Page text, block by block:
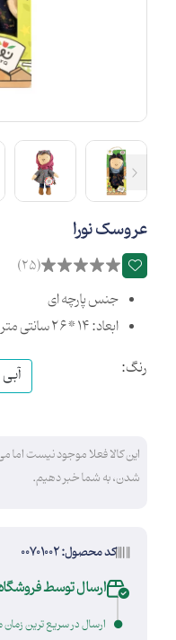
عروسک نورا
(25)
جنس پارچه ای
ابعاد: 14 * 26 سانتی متر
رنگ:
این کالا فعلا موجود نیست اما
شدن، به شما خبر دهیم.
کد محصول: 00701002
ارسال توسط فروشگاه
ارسال در سریع ترین